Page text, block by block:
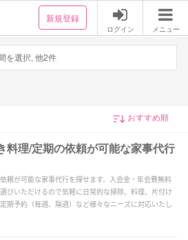
新規登録
ログイン メニュー
を選択, 他2件
料理/定期の依頼が可能な家事代行
頼が可能な家事代行を探せます。入会金・年会費無料
びいただけるので気軽に日常的な掃除、料理、片付け
期予約（毎週、隔週）など様々なニーズに対応いたし